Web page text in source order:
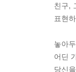
여기
계획
앉으
도쿄
친구,
표현
놓아
어딘
당신